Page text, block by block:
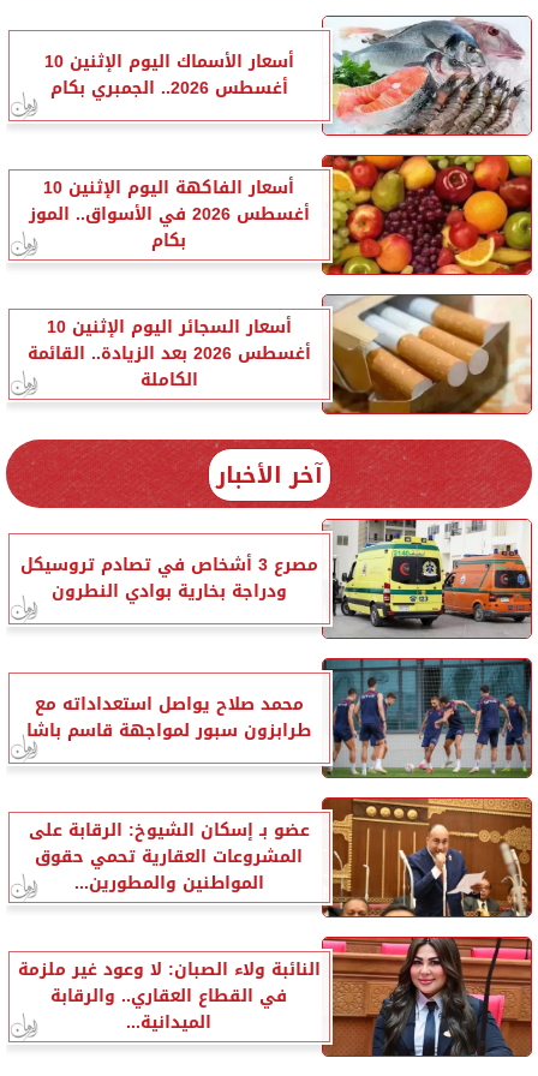
أسعار الأسماك اليوم الإثنين 10
أغسطس 2026.. الجمبري بكام
أسعار الفاكهة اليوم الإثنين 10
أغسطس 2026 في الأسواق.. الموز
بكام
أسعار السجائر اليوم الإثنين 10
أغسطس 2026 بعد الزيادة.. القائمة
الكاملة
آخر الأخبار
مصرع 3 أشخاص في تصادم تروسيكل
ودراجة بخارية بوادي النطرون
محمد صلاح يواصل استعداداته مع
طرابزون سبور لمواجهة قاسم باشا
عضو بـ إسكان الشيوخ: الرقابة على
المشروعات العقارية تحمي حقوق
المواطنين والمطورين...
النائبة ولاء الصبان: لا وعود غير ملزمة
في القطاع العقاري.. والرقابة
الميدانية...